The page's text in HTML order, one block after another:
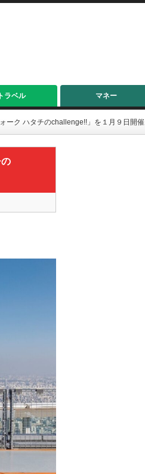
トラベル マネー
ーク ハタチのchallenge!!」を１月９日開催